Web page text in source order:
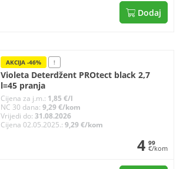
Dodaj
AKCIJA -46% !
Violeta Deterdžent PROtect black 2,7
l=45 pranja
Cijena za j.m.: 1,85 €/l
NC 30 dana:9,29 €/kom
Vrijedi do:31.08.2026
Cijena 02.05.2025.:9,29 €/kom
4 99
€/kom